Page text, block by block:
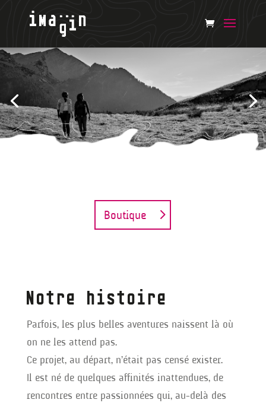
Boutique
Notre histoire
Parfois, les plus belles aventures naissent là où
on ne les attend pas.
Ce projet, au départ, n’était pas censé exister.
Il est né de quelques affinités inattendues, de
rencontres entre passionnées qui, au-delà des